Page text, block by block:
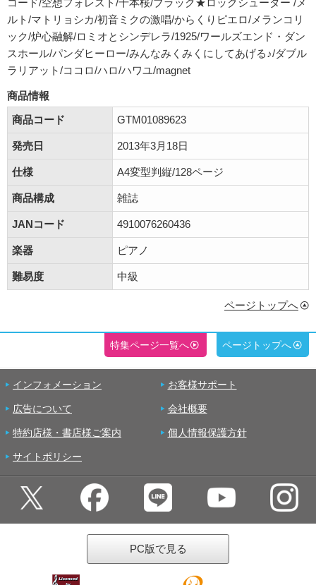
コード/空想フォレスト/千本桜/ブラック★ロックシューター /メ
ルト/マトリョシカ/初音ミクの激唱/からくりピエロ/メランコリ
ック/炉心融解/ロミオとシンデレラ/1925/ワールズエンド・ダン
スホール/パンダヒーロー/みんなみくみくにしてあげる♪/ダブル
ラリアット/ココロ/ハロ/ハワユ/magnet
商品情報
商品コード
GTM01089623
発売日 2013年3月18日
仕様 A4変型判縦/128ページ
商品構成 雑誌
JANコード 4910076260436
楽器 ピアノ
難易度 中級
ページトップへ
特集ページ一覧へ ページトップへ
インフォメーション お客様サポート
広告について 会社概要
特約店様・書店様ご案内 個人情報保護方針
サイトポリシー
PC版で見る